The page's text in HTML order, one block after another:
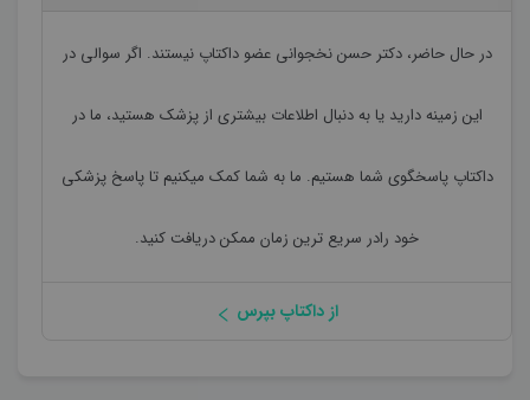
در حال حاضر،دکتر حسن نخجوانی عضو داکتاپ نیستند. اگر سوالی در
این زمینه دارید یا به دنبال اطلاعات بیشتری از پزشک هستید، ما در
داکتاپ پاسخگوی شما هستیم. ما به شما کمک میکنیم تا پاسخ پزشکی
خود رادر سریع ترین زمان ممکن دریافت کنید.
از داکتاپ بپرس